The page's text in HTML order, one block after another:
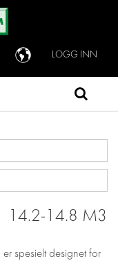
LOGG INN
14.8 M3
spesielt designet for